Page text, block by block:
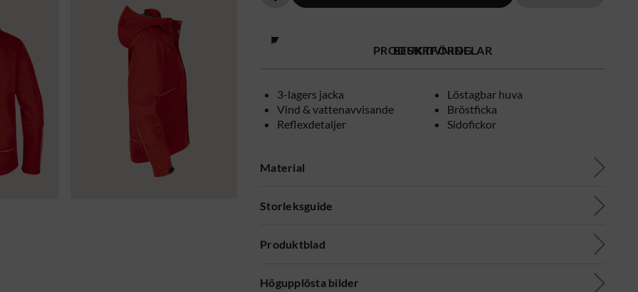
PRODUKTFÖRDELAR
3-lagers jacka
Vind & vattenavvisande
Reflexdetaljer
Löstagbar huva
Bröstficka
Sidofickor
BESKRIVNING
Material
Storleksguide
Produktblad
Högupplösta bilder